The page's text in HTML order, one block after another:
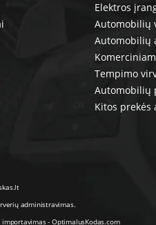
Elektros
Automobilių
Automobilių
Tempimo
Automobilių
Kitos prekės
administravimas.
importavimas- OptimalusKodas.com